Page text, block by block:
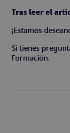
Tras leer el
¡Estamos
Si tienes
Formación.